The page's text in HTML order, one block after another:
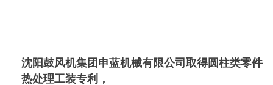
沈阳鼓风机集团申蓝机械有限公司取得圆柱类零件
热处理工装专利，